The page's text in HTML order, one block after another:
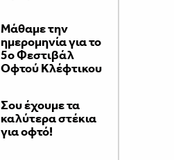
Μάθαμε την
ημερομηνία για το
5ο Φεστιβάλ
Οφτού Κλέφτικου
Σου έχουμε τα
καλύτερα στέκια
για οφτό!